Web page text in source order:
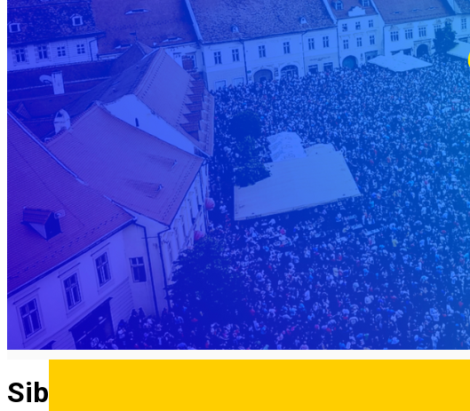
Sibiul Festivalier în 2023